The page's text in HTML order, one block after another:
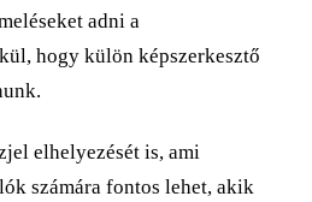
adni a
hogy külön képszerkesztő
elhelyezését is, ami
számára fontos lehet, akik